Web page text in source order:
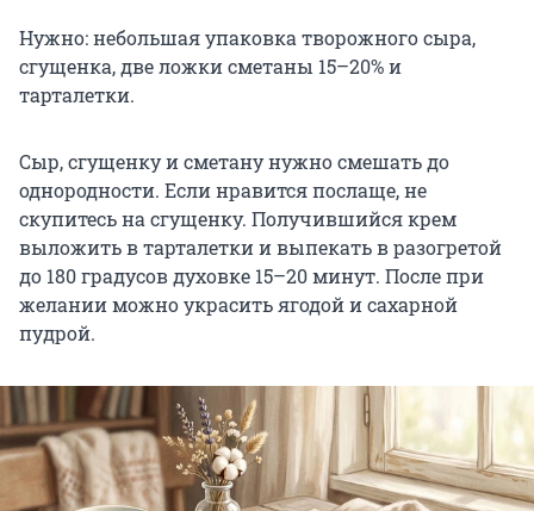
Нужно: небольшая упаковка творожного сыра,
сгущенка, две ложки сметаны 15–20% и
тарталетки.
Сыр, сгущенку и сметану нужно смешать до
однородности. Если нравится послаще, не
скупитесь на сгущенку. Получившийся крем
выложить в тарталетки и выпекать в разогретой
до 180 градусов духовке 15–20 минут. После при
желании можно украсить ягодой и сахарной
пудрой.